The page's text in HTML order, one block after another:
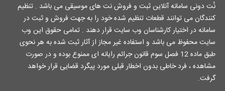
نُت دونی سامانه آنلاین ثبت و فروش نت های موسیقی می باشد . تنظیم
کنندگان می توانند قطعات تنظیم شده خود را به جهت فروش و ثبت در
سامانه در اختیار کارشناسان وب سایت قرار دهند . تمامی حقوق این وب
سایت محفوظ می باشد و استفاده غیر مجاز از آثار ثبت شده به هر نحوی
طبق ماده 12 فصل سوم قانون جرائم رایانه ای ممنوع بوده و در صورت
مشاهده ، فرد خاطی بدون اخطار قبلی مورد پیگرد قضایی قرار خواهد
گرفت.